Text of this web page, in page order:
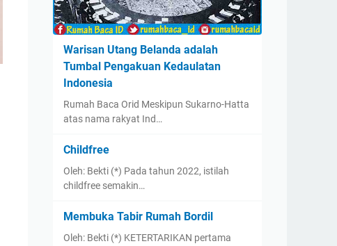
Warisan Utang Belanda adalah
Tumbal Pengakuan Kedaulatan
Indonesia
Rumah Baca Orid Meskipun Sukarno-Hatta
atas nama rakyat Ind…
Childfree
Oleh: Bekti (*) Pada tahun 2022, istilah
childfree semakin…
Membuka Tabir Rumah Bordil
Oleh: Bekti (*) KETERTARIKAN pertama